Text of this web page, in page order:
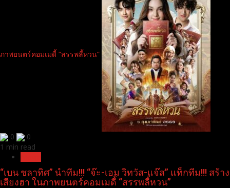
ภาพยนตร์คอมเมดี้ “สรรพลี้หวน”
0
0
1 min read
“เบน ชลาทิศ” นำทีม!!! “จ๊ะ-เอม วิทวัส-แจ๊ส” แท็กทีม!!! สร้าง
เสียงฮา ในภาพยนตร์คอมเมดี้ “สรรพลี้หวน”